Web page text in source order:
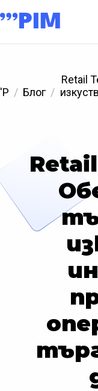
'P Блог
Retail